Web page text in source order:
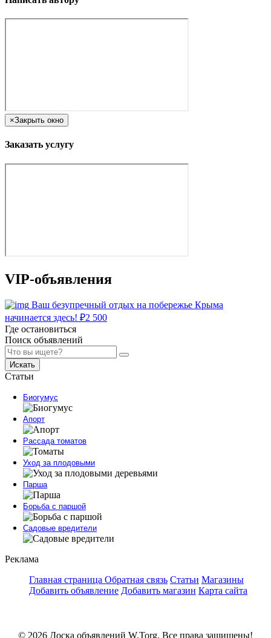
×Закрыть окно
Заказать услугу
VIP-объявления
Ваш безупречный отдых на побережье Крыма
начинается здесь! ₽2 500
Где остановиться
Поиск объявлений
Искать
Статьи
Биогумус
Апорт
Рассада томатов
Уход за плодовыми
Парша
Борьба с паршой
Садовые вредители
Реклама
Главная страница Обратная связь Статьи Магазины
Добавить объявление Добавить магазин Карта сайта
© 2026 Доска объявлений W.Torg. Все права защищены!